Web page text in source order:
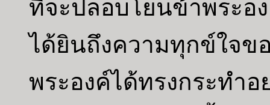
ที่จะปลอบโยนข้าพระอ
ได้ยินถึงความทุกข์ใจ
พระองค์ได้ทรงกระทำ